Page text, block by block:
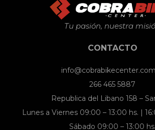
Tu pasión, nuestra
CONTACTO
266 465 5887
Republica del Libano 158 –
Lunes a Viernes 09:00 – 13:00 hs. |
Sábado 09:00 – 13:00 hs.